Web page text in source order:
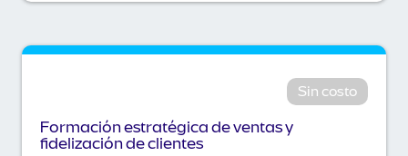
Sin costo
Formación estratégica de ventas y
fidelización de clientes